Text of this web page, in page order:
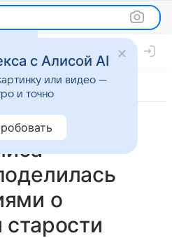
Светская жизнь
о
с Алисой AI
или видео —
и точно